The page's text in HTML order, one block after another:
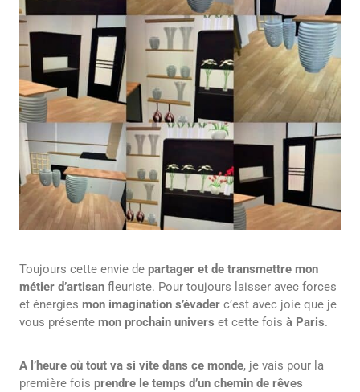
Toujours cette envie de partager et de transmettre mon
métier d’artisan fleuriste. Pour toujours laisser avec forces
et énergies mon imagination s’évader c’est avec joie que je
vous présente mon prochain univers et cette fois à Paris.
A l’heure où tout va si vite dans ce monde, je vais pour la
première fois prendre le temps d’un chemin de rêves